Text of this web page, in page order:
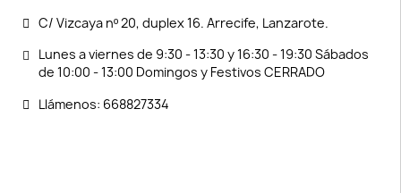
C/ Vizcaya nº 20, duplex 16. Arrecife, Lanzarote.
Lunes a viernes de 9:30 - 13:30 y 16:30 - 19:30 Sábados
de 10:00 - 13:00 Domingos y Festivos CERRADO
Llámenos: 668827334